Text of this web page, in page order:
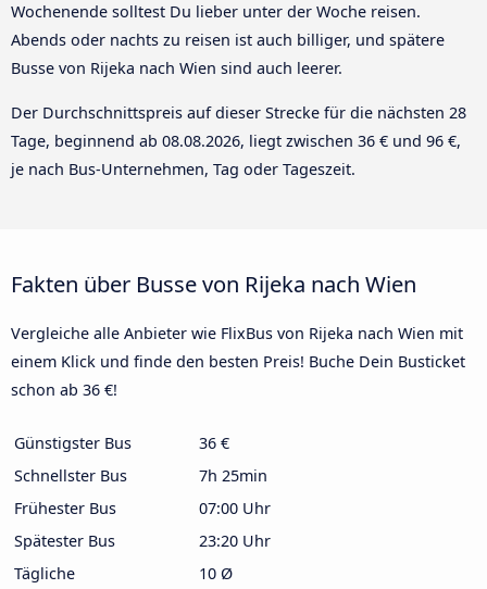
Wochenende solltest Du lieber unter der Woche reisen.
Abends oder nachts zu reisen ist auch billiger, und spätere
Busse von Rijeka nach Wien sind auch leerer.
Der Durchschnittspreis auf dieser Strecke für die nächsten 28
Tage, beginnend ab 08.08.2026, liegt zwischen 36 € und 96 €,
je nach Bus-Unternehmen, Tag oder Tageszeit.
Fakten über Busse von Rijeka nach Wien
Vergleiche alle Anbieter wie FlixBus von Rijeka nach Wien mit
einem Klick und finde den besten Preis! Buche Dein Busticket
schon ab 36 €!
Günstigster Bus
36 €
Schnellster Bus
7h 25min
Frühester Bus
07:00 Uhr
Spätester Bus
23:20 Uhr
Tägliche
10 Ø